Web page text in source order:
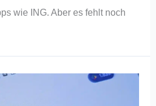
wie ING. Aber es fehlt noch